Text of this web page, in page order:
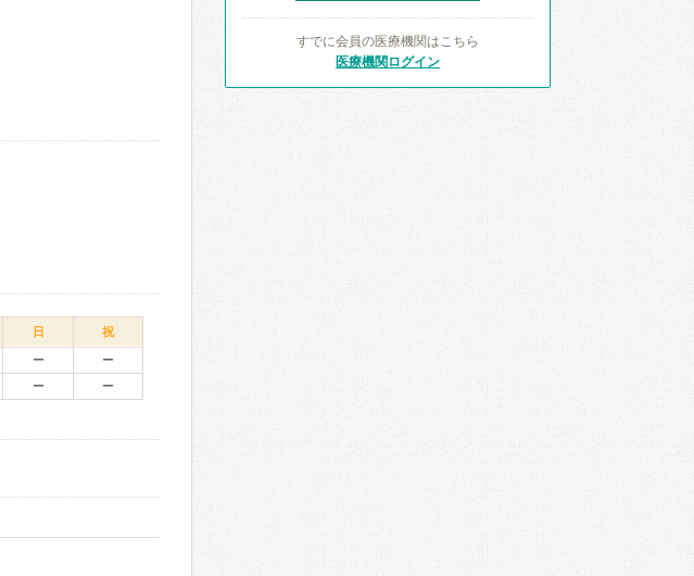
日 祝
ー
ー
ー ー
すでに会員の医療機関はこちら
医療機関ログイン